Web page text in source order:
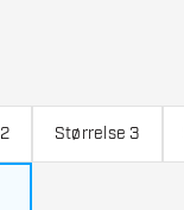
Størrelse 3